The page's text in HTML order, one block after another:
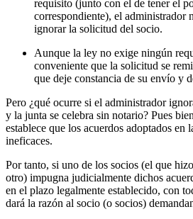
requisito (junto con el de tener el
correspondiente), el administrador
ignorar la solicitud del socio.
Aunque la ley no exige ningún
conveniente que la solicitud se
que deje constancia de su envío y
Pero ¿qué ocurre si el administrador
y la junta se celebra sin notario? Pues
establece que los acuerdos adoptados en
ineficaces.
Por tanto, si uno de los socios (el que
otro) impugna judicialmente dichos
en el plazo legalmente establecido, con
dará la razón al socio (o socios)